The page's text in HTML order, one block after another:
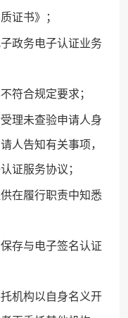
证书》；
政务电子认证业务
符合规定要求；
理未查验申请人身
人告知有关事项，
证服务协议；
在履行职责中知悉
存与电子签名认证
机构以自身名义开